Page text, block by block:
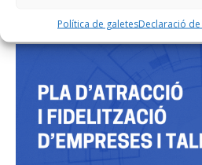
Política de galetesDeclaració